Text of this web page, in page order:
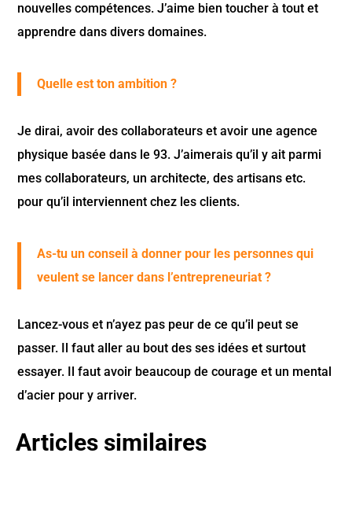
nouvelles compétences. J’aime bien toucher à tout et
apprendre dans divers domaines.
Quelle est ton ambition ?
Je dirai, avoir des collaborateurs et avoir une agence
physique basée dans le 93. J’aimerais qu’il y ait parmi
mes collaborateurs, un architecte, des artisans etc.
pour qu’il interviennent chez les clients.
As-tu un conseil à donner pour les personnes qui
veulent se lancer dans l’entrepreneuriat ?
Lancez-vous et n’ayez pas peur de ce qu’il peut se
passer. Il faut aller au bout des ses idées et surtout
essayer. Il faut avoir beaucoup de courage et un mental
d’acier pour y arriver.
Articles similaires